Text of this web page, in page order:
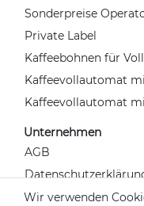
Sonderpreise
Private Label
Kaffeebohnen für
Kaffeevollautomat
Kaffeevollautomat
Unternehmen
AGB
Widerrufsrecht
Wir verwenden